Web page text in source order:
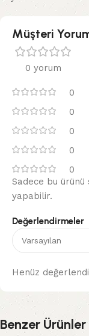
Müşteri
0 yorum
0
0
0
0
0
Değerlendirmeler
Henüz
Sadece bu
yapabilir.
Benzer Ürünler